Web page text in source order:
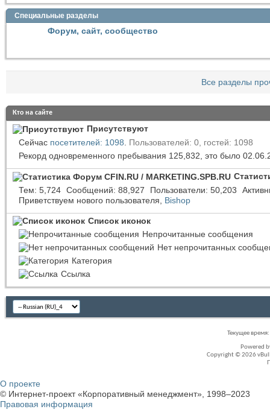
Специальные разделы
Форум, сайт, сообщество
Все разделы
Кто на сайте
Присутствуют
Сейчас посетителей: 1098
Пользователей: 0, гостей: 1098
Рекорд одновременного пребывания 125,832, это было
Тем 5,724 Сообщений 88,927 Пользователи 50,203
Приветствуем нового пользователя, Bishop
Список иконок
Непрочитанные сообщения
Нет непрочитанных
Категория
Ссылка
Текущее время:
Powered
Copyright © 2026
О проекте
© Интернет-проект «Корпоративный менеджмент», 1998–2023
Правовая информация